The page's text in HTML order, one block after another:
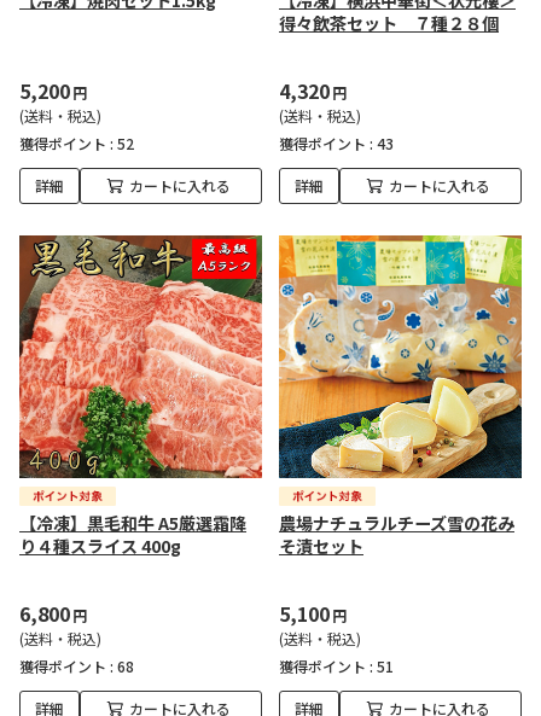
5,200円
(送料・税込)
獲得ポイント : 52
詳細 カートに入れる
得々飲茶セット ７種２８個
4,320円
(送料・税込)
獲得ポイント : 43
詳細 カートに入れる
【冷凍】黒毛和牛 A5厳選霜降
り４種スライス 400g
6,800円
(送料・税込)
獲得ポイント : 68
詳細 カートに入れる
農場ナチュラルチーズ雪の花み
そ漬セット
5,100円
(送料・税込)
獲得ポイント : 51
詳細 カートに入れる